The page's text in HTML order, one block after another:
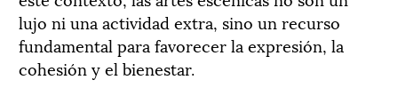
lujo ni una actividad extra, sino un recurso
fundamental para favorecer la expresión, la
cohesión y el bienestar.